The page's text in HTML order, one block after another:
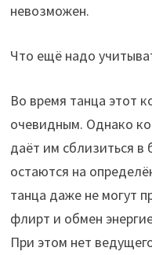
невозможен.
Что ещё надо
Во время танца этот
очевидным. Однако
даёт им сблизиться в
остаются на
танца даже не могут
флирт и обмен
При этом нет